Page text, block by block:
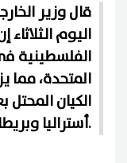
قال وزير
اليوم
الفلسطينية
المتحدة، مما
الكيان
أستراليا وبريطانيا وكندا وفرنسا.